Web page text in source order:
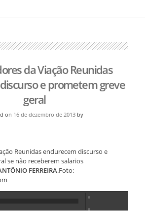
da Viação Reunidas
e prometem greve
geral
on 16 de dezembro de 2013 by
Reunidas endurecem discurso e
se não receberem salarios
FERREIRA.Foto: